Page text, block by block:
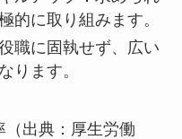
的に取り組みます。
職に固執せず、広い
ります。
（出典：厚生労働